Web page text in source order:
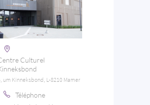
Culturel
um Kinneksbond, L-8210 Mamer
Téléphone